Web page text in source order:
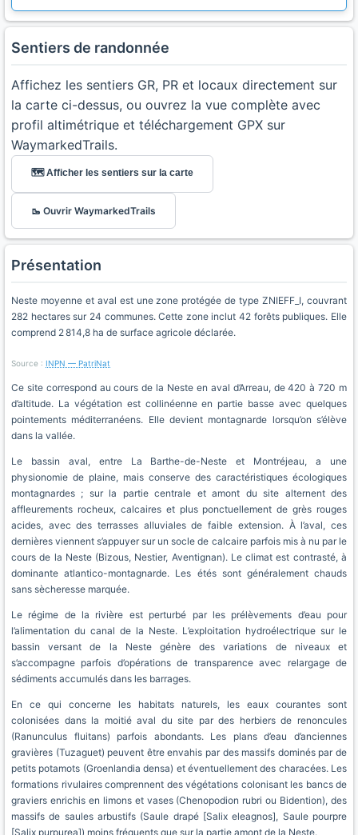
Sentiers de randonnée
Affichez les sentiers GR, PR et locaux directement sur
la carte ci-dessus, ou ouvrez la vue complète avec
profil altimétrique et téléchargement GPX sur
WaymarkedTrails.
🗺️ Afficher les sentiers sur la carte
🥾 Ouvrir WaymarkedTrails
Présentation
Neste moyenne et aval est une zone protégée de type ZNIEFF_I, couvrant
282 hectares sur 24 communes. Cette zone inclut 42 forêts publiques. Elle
comprend 2 814,8 ha de surface agricole déclarée.
Source : INPN — PatriNat
Ce site correspond au cours de la Neste en aval d’Arreau, de 420 à 720 m
d’altitude. La végétation est collinéenne en partie basse avec quelques
pointements méditerranéens. Elle devient montagnarde lorsqu’on s’élève
dans la vallée.
Le bassin aval, entre La Barthe-de-Neste et Montréjeau, a une
physionomie de plaine, mais conserve des caractéristiques écologiques
montagnardes ; sur la partie centrale et amont du site alternent des
affleurements rocheux, calcaires et plus ponctuellement de grès rouges
acides, avec des terrasses alluviales de faible extension. À l’aval, ces
dernières viennent s’appuyer sur un socle de calcaire parfois mis à nu par le
cours de la Neste (Bizous, Nestier, Aventignan). Le climat est contrasté, à
dominante atlantico-montagnarde. Les étés sont généralement chauds
sans sècheresse marquée.
Le régime de la rivière est perturbé par les prélèvements d’eau pour
l’alimentation du canal de la Neste. L’exploitation hydroélectrique sur le
bassin versant de la Neste génère des variations de niveaux et
s’accompagne parfois d’opérations de transparence avec relargage de
sédiments accumulés dans les barrages.
En ce qui concerne les habitats naturels, les eaux courantes sont
colonisées dans la moitié aval du site par des herbiers de renoncules
(Ranunculus fluitans) parfois abondants. Les plans d’eau d’anciennes
gravières (Tuzaguet) peuvent être envahis par des massifs dominés par de
petits potamots (Groenlandia densa) et éventuellement des characées. Les
formations rivulaires comprennent des végétations colonisant les bancs de
graviers enrichis en limons et vases (Chenopodion rubri ou Bidention), des
massifs de saules arbustifs (Saule drapé [Salix eleagnos], Saule pourpre
[Salix purpurea]) moins fréquents que sur la partie amont de la Neste.